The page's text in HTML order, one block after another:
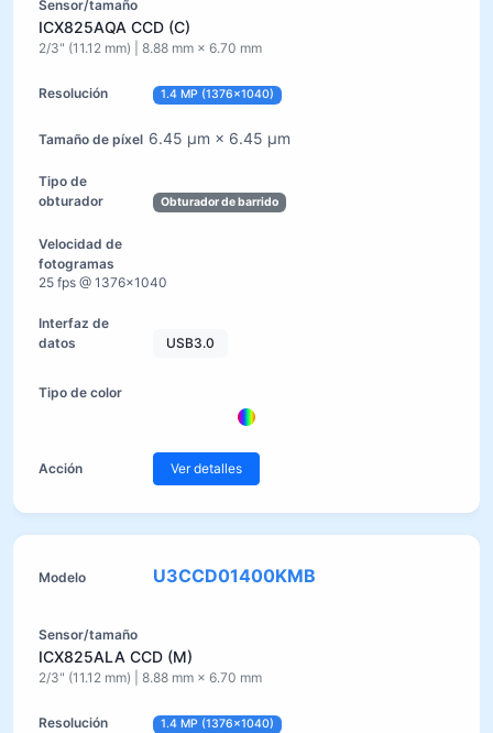
ICX825AQA CCD (C)
2/3" (11.12 mm) | 8.88 mm × 6.70 mm
1.4 MP (1376×1040)
6.45 µm × 6.45 µm
Obturador de barrido
25 fps @ 1376×1040
USB3.0
Ver detalles
U3CCD01400KMB
ICX825ALA CCD (M)
2/3" (11.12 mm) | 8.88 mm × 6.70 mm
1.4 MP (1376×1040)